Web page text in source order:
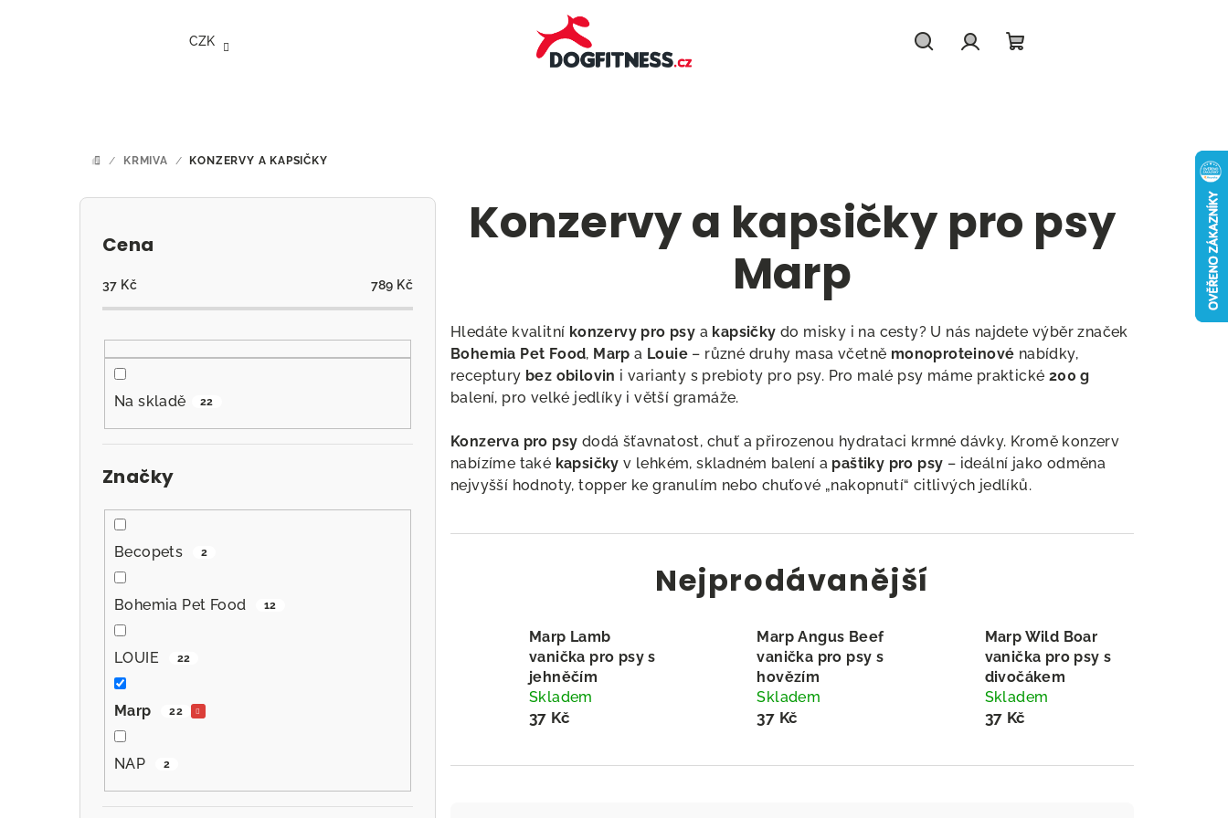
CZK
DOMŮ
/ KRMIVA / KONZERVY A KAPSIČKY
P
Cena
37 Kč 789 Kč
Na skladě 22
Značky
Becopets 2
Bohemia Pet Food 12
LOUIE 22
Marp 22
NAP 2
Konzervy a kapsičky pro psy
Marp
Hledáte kvalitní konzervy pro psy a kapsičky do misky i na cesty? U nás najdete výběr značek
Bohemia Pet Food, Marp a Louie – různé druhy masa včetně monoproteinové nabídky,
receptury bez obilovin i varianty s prebioty pro psy. Pro malé psy máme praktické 200 g
balení, pro velké jedlíky i větší gramáže.
Konzerva pro psy dodá šťavnatost, chuť a přirozenou hydrataci krmné dávky. Kromě konzerv
nabízíme také kapsičky v lehkém, skladném balení a paštiky pro psy – ideální jako odměna
nejvyšší hodnoty, topper ke granulím nebo chuťové „nakopnutí“ citlivých jedlíků.
Nejprodávanější
Marp Lamb
vanička pro psy s
jehněčím
Skladem
37 Kč
Marp Angus Beef
vanička pro psy s
hovězím
Skladem
37 Kč
Marp Wild Boar
vanička pro psy s
divočákem
Skladem
37 Kč